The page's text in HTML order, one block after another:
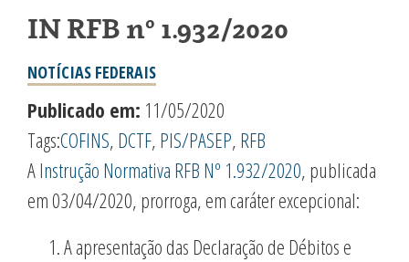
IN RFB nº 1.932/2020
NOTÍCIAS FEDERAIS
Publicado em: 11/05/2020
Tags:COFINS, DCTF, PIS/PASEP, RFB
AInstrução Normativa RFB Nº 1.932/2020, publicada
em 03/04/2020, prorroga, em caráter excepcional:
A apresentação das Declaração de Débitos e